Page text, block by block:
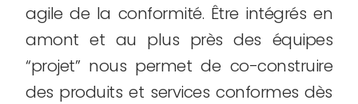
agile de la conformité. Être intégrés en
amont et au plus près des équipes
“projet” nous permet de co-construire
des produits et services conformes dès